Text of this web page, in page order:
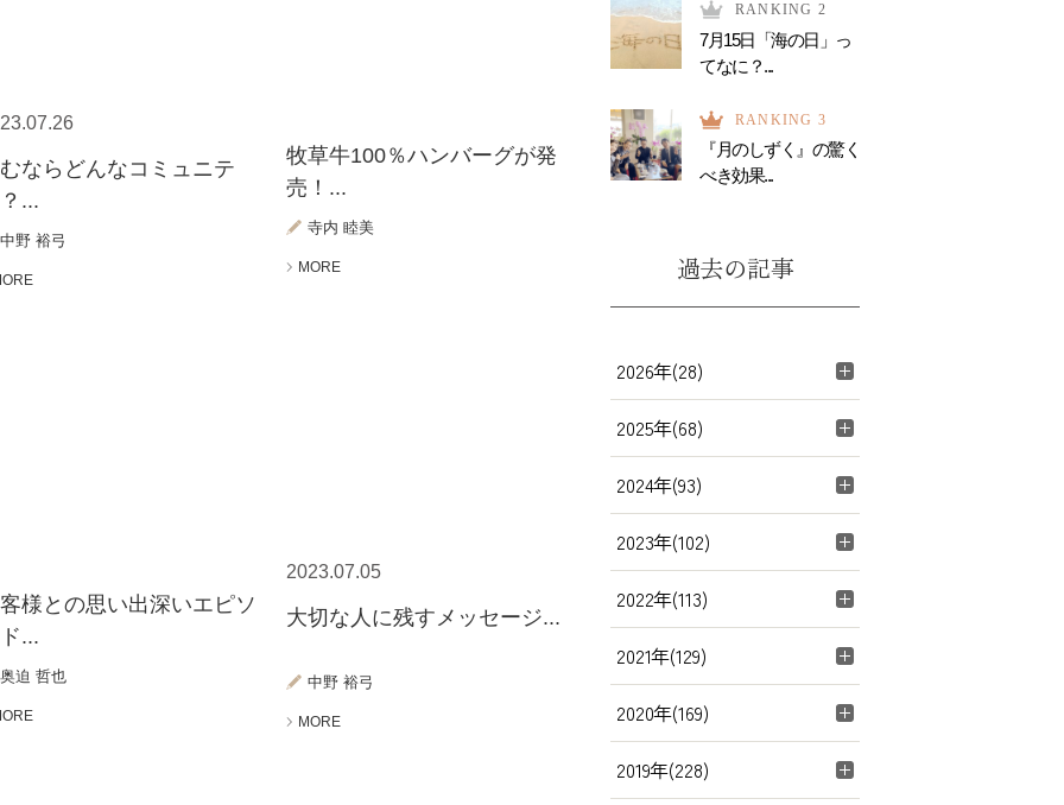
ならどんなコミュニテ
...
中野 裕弓
牧草牛100％ハンバーグが発
売！...
寺内 睦美
MORE
様との思い出深いエピソ
...
奥迫 哲也
2023.07.05
大切な人に残すメッセージ...
中野 裕弓
MORE
RANKING 2
7月15日「海の日」っ
てなに？...
RANKING 3
『月のしずく』の驚く
べき効果...
過去の記事
2026年(28)
2025年(68)
2024年(93)
2023年(102)
2022年(113)
2021年(129)
2020年(169)
2019年(228)